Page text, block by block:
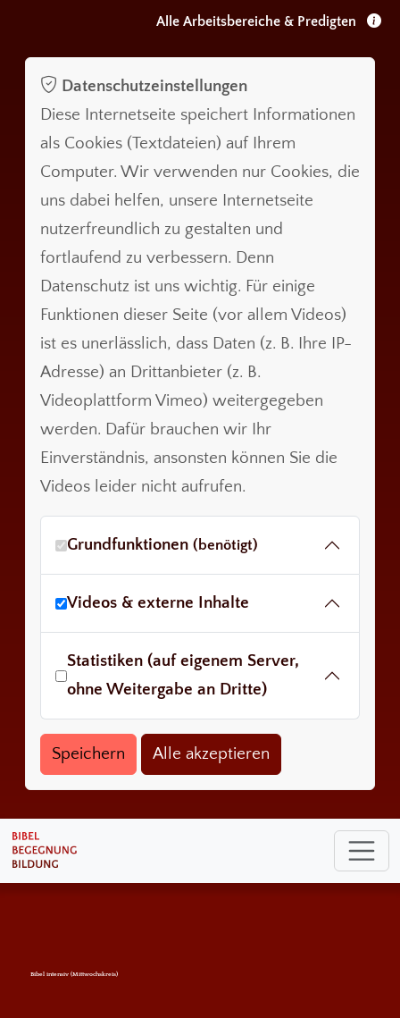
Alle Arbeitsbereiche & Predigten
Datenschutzeinstellungen
Diese Internetseite speichert Informationen
als Cookies (Textdateien) auf Ihrem
Computer. Wir verwenden nur Cookies, die
uns dabei helfen, unsere Internetseite
nutzerfreundlich zu gestalten und
fortlaufend zu verbessern. Denn
Datenschutz ist uns wichtig. Für einige
Funktionen dieser Seite (vor allem Videos)
ist es unerlässlich, dass Daten (z. B. Ihre IP-
Adresse) an Drittanbieter (z. B.
Videoplattform Vimeo) weitergegeben
werden. Dafür brauchen wir Ihr
Einverständnis, ansonsten können Sie die
Videos leider nicht aufrufen.
Grundfunktionen (benötigt)
Videos & externe Inhalte
Statistiken (auf eigenem Server,
ohne Weitergabe an Dritte)
Bibel intensiv (Mittwochskreis)